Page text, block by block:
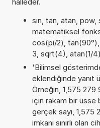
sin, tan, atan,
matematiksel
cos(pi/2),
3, sqrt(4), atan(1/
'Bilimsel
eklendiğinde yanıt
Örneğin, 1,575 279
için rakam bir üsse
gerçek sayı, 1,575
imkanı sınırlı olan